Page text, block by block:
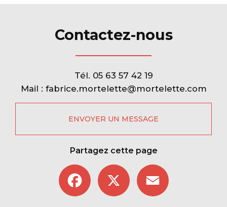
Contactez-nous
Tél. 05 63 57 42 19
Mail : fabrice.mortelette@mortelette.com
ENVOYER UN MESSAGE
Partagez cette page
Facebook